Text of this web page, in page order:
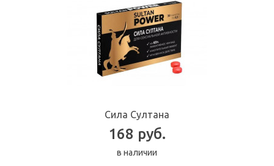
Сила Султана
168 руб.
в наличии